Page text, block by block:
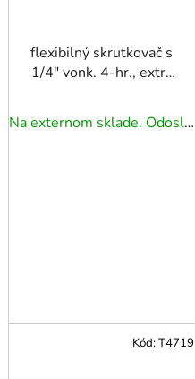
flexibilný skrutkovač s
1/4" vonk. 4-hr., extra
Na externom sklade. Odoslanie 3 - 5 prac. dní.
Kód:T4719